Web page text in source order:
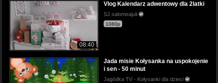
08:40
Vlog Kalendarz adwentowy dla 2latki
SJ salomeajuli
1080p
Jada misie Kołysanka na uspokojenie
i sen - 50 minut
Jagódka TV - Kołysanki dla dzieci